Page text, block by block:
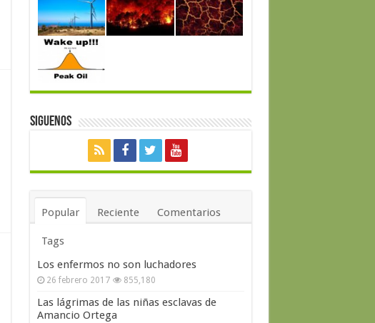
Siguenos
Popular Reciente Comentarios
Tags
Los enfermos no son luchadores
26 febrero 2017 855,180
Las lágrimas de las niñas esclavas de
Amancio Ortega